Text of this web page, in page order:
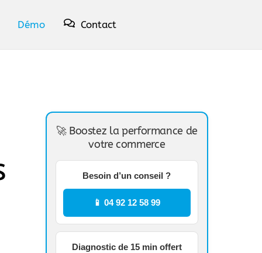
Démo Contact
🚀 Boostez la performance de
votre commerce
Besoin d’un conseil ?
📱 04 92 12 58 99
Diagnostic de 15 min offert